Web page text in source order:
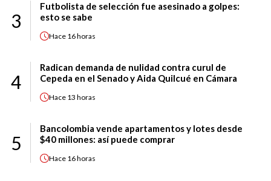
3
Futbolista de selección fue asesinado a golpes:
esto se sabe
Hace 16 horas
4
Radican demanda de nulidad contra curul de
Cepeda en el Senado y Aida Quilcué en Cámara
Hace 13 horas
5
Bancolombia vende apartamentos y lotes desde
$40 millones: así puede comprar
Hace 16 horas